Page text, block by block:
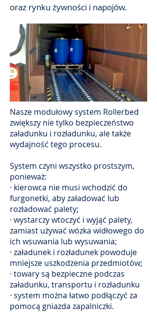
oraz rynku żywności i napojów.
Nasze modułowy system Rollerbed
zwiększy nie tylko bezpieczeństwo
załadunku i rozładunku, ale także
wydajność tego procesu.
System czyni wszystko prostszym,
ponieważ:
· kierowca nie musi wchodzić do
furgonetki, aby załadować lub
rozładować palety;
· wystarczy wtoczyć i wyjąć palety,
zamiast używać wózka widłowego do
ich wsuwania lub wysuwania;
· załadunek i rozładunek powoduje
mniejsze uszkodzenia przedmiotów;
· towary są bezpieczne podczas
załadunku, transportu i rozładunku
· system można łatwo podłączyć za
pomocą gniazda zapalniczki.